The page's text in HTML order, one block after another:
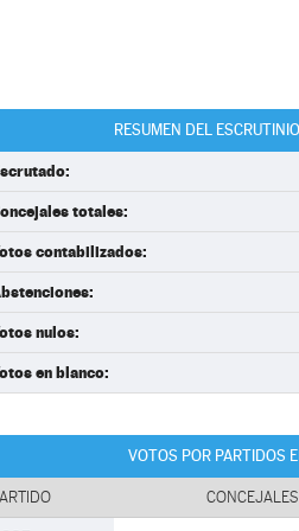
RESUMEN DEL
totales:
contabilizados:
nulos:
en blanco:
VOTOS POR PARTIDOS
CONCEJALES